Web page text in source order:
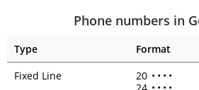
Phone numbers in
Type
Format
Fixed Line
20 • • • •